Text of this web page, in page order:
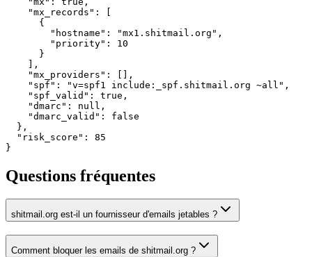
    "mx_records": [
      {
        "hostname": "mx1.shitmail.org",
        "priority": 10
      }
    ],
    "mx_providers": [],
    "spf": "v=spf1 include:_spf.shitmail.org ~all",
    "spf_valid": true,
    "dmarc": null,
    "dmarc_valid": false
  },
  "risk_score": 85
}
Questions fréquentes
shitmail.org est-il un fournisseur d'emails jetables ?
Comment bloquer les emails de shitmail.org ?